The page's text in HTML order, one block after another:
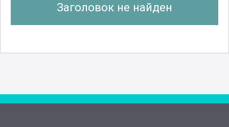
Заголовок не найден